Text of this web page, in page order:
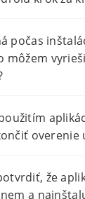
počas
môžem
overenie
že
a